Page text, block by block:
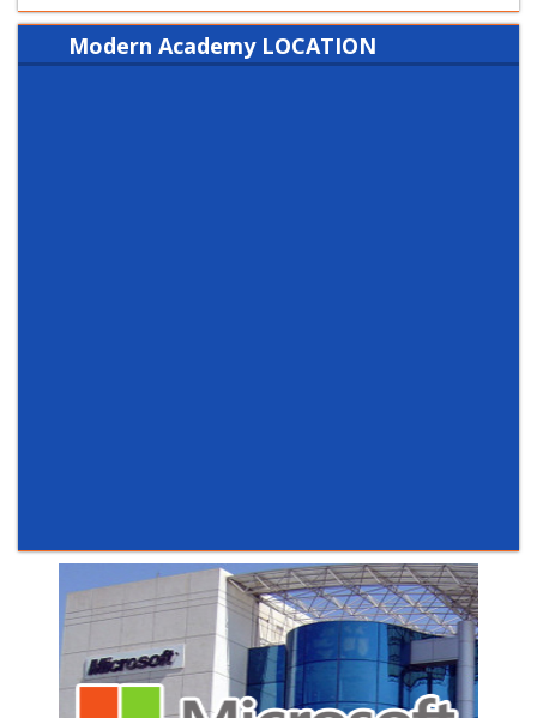
Modern Academy LOCATION